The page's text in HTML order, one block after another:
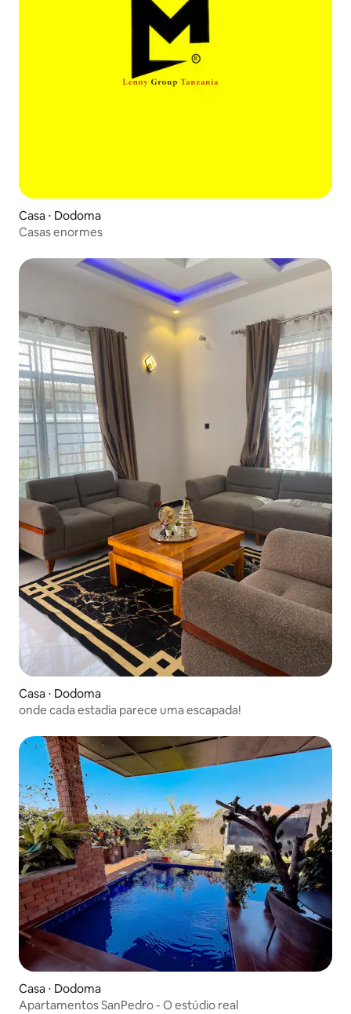
Casa ⋅ Dodoma
Casas enormes
Casa ⋅ Dodoma
onde cada estadia parece uma escapada!
Casa ⋅ Dodoma
Apartamentos SanPedro - O estúdio real